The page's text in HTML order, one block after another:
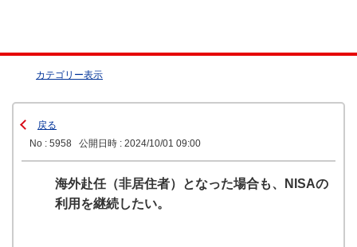
カテゴリー表示
戻る
No : 5958
公開日時 : 2024/10/01 09:00
海外赴任（非居住者）となった場合も、NISAの
利用を継続したい。